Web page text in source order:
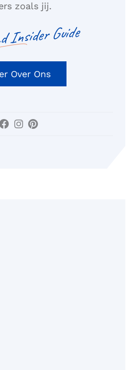
zoals jij.
Insider Guide
Over Ons